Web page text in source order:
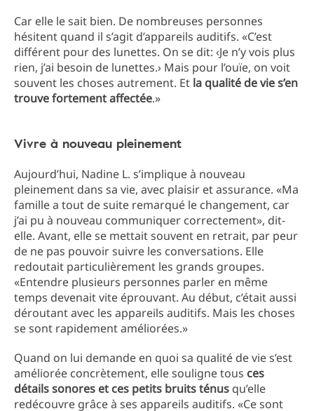
Car elle le sait bien. De nombreuses personnes
hésitent quand il s’agit d’appareils auditifs. «C’est
différent pour des lunettes. On se dit: ‹Je n’y vois plus
rien, j’ai besoin de lunettes.› Mais pour l’ouïe, on voit
souvent les choses autrement. Et la qualité de vie s’en
trouve fortement affectée.»
Vivre à nouveau pleinement
Aujourd’hui, Nadine L. s’implique à nouveau
pleinement dans sa vie, avec plaisir et assurance. «Ma
famille a tout de suite remarqué le changement, car
j’ai pu à nouveau communiquer correctement», dit-
elle. Avant, elle se mettait souvent en retrait, par peur
de ne pas pouvoir suivre les conversations. Elle
redoutait particulièrement les grands groupes.
«Entendre plusieurs personnes parler en même
temps devenait vite éprouvant. Au début, c’était aussi
déroutant avec les appareils auditifs. Mais les choses
se sont rapidement améliorées.»
Quand on lui demande en quoi sa qualité de vie s’est
améliorée concrètement, elle souligne tous ces
détails sonores et ces petits bruits ténus qu’elle
redécouvre grâce à ses appareils auditifs. «Ce sont